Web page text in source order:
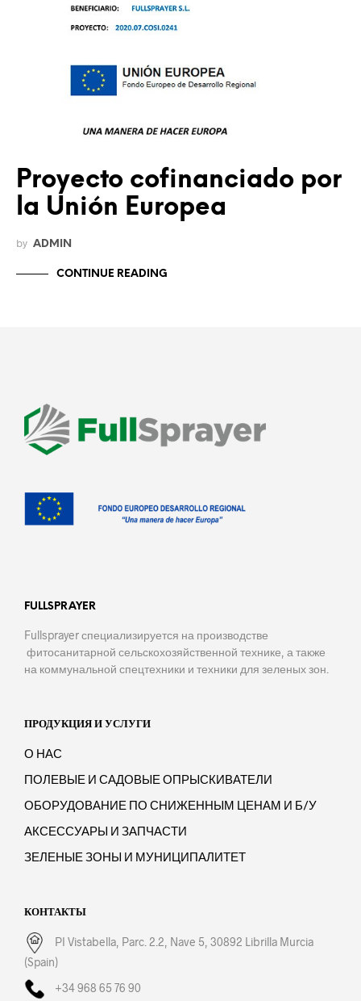
Proyecto cofinanciado por
la Unión Europea
by ADMIN
CONTINUE READING
FULLSPRAYER
Fullsprayer специализируется на производстве
фитосанитарной сельскохозяйственной технике, а также
на коммунальной спецтехники и техники для зеленых зон.
ПРОДУКЦИЯ И УСЛУГИ
О НАС
ПОЛЕВЫЕ И САДОВЫЕ ОПРЫСКИВАТЕЛИ
ОБОРУДОВАНИЕ ПО СНИЖЕННЫМ ЦЕНАМ И Б/У
АКСЕССУАРЫ И ЗАПЧАСТИ
ЗЕЛЕНЫЕ ЗОНЫ И МУНИЦИПАЛИТЕТ
КОНТАКТЫ
PI Vistabella, Parc. 2.2, Nave 5, 30892 Librilla Murcia
(Spain)
+34 968 65 76 90